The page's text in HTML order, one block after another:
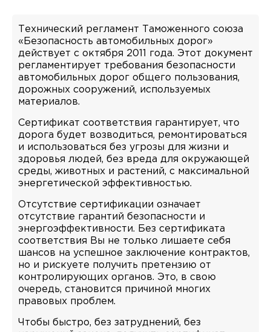
Технический регламент Таможенного союза
«Безопасность автомобильных дорог»
действует с октября 2011 года. Этот документ
регламентирует требования безопасности
автомобильных дорог общего пользования,
дорожных сооружений, используемых
материалов.
Сертификат соответствия гарантирует, что
дорога будет возводиться, ремонтироваться
и использоваться без угрозы для жизни и
здоровья людей, без вреда для окружающей
среды, животных и растений, с максимальной
энергетической эффективностью.
Отсутствие сертификации означает
отсутствие гарантий безопасности и
энергоэффективности. Без сертификата
соответствия Вы не только лишаете себя
шансов на успешное заключение контрактов,
но и рискуете получить претензию от
контролирующих органов. Это, в свою
очередь, становится причиной многих
правовых проблем.
Чтобы быстро, без затруднений, без